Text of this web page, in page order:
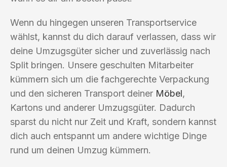
Wenn du hingegen unseren Transportservice
wählst, kannst du dich darauf verlassen, dass wir
deine Umzugsgüter sicher und zuverlässig nach
Split bringen. Unsere geschulten Mitarbeiter
kümmern sich um die fachgerechte Verpackung
und den sicheren Transport deiner Möbel,
Kartons und anderer Umzugsgüter. Dadurch
sparst du nicht nur Zeit und Kraft, sondern kannst
dich auch entspannt um andere wichtige Dinge
rund um deinen Umzug kümmern.